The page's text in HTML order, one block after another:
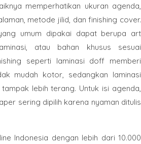
memperhatikan ukuran agenda,
metode jilid, dan finishing cover.
umum dipakai dapat berupa art
atau bahan khusus sesuai
seperti laminasi doff memberi
mudah kotor, sedangkan laminasi
lebih terang. Untuk isi agenda,
sering dipilih karena nyaman ditulis
Indonesia dengan lebih dari 10.000